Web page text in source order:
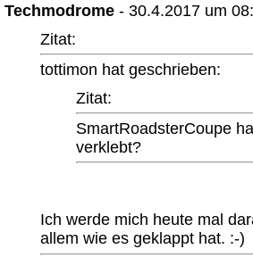
Techmodrome - 30.4.2017 um
Zitat:
tottimon hat geschrieben:
Zitat:
SmartRoadsterCoupe
verklebt?
Ich werde mich heute mal
allem wie es geklappt hat. :-)